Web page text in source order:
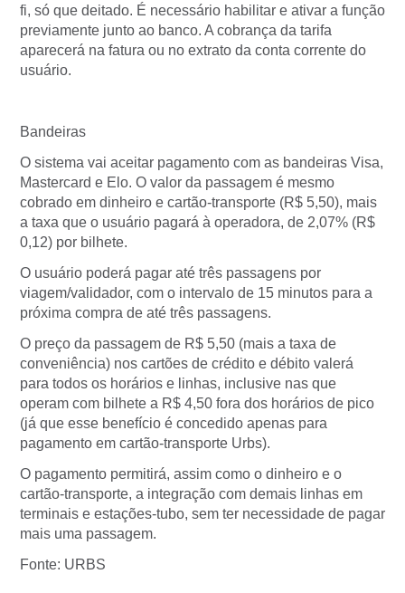
fi, só que deitado. É necessário habilitar e ativar a função
previamente junto ao banco. A cobrança da tarifa
aparecerá na fatura ou no extrato da conta corrente do
usuário.
Bandeiras
O sistema vai aceitar pagamento com as bandeiras Visa,
Mastercard e Elo. O valor da passagem é mesmo
cobrado em dinheiro e cartão-transporte (R$ 5,50), mais
a taxa que o usuário pagará à operadora, de 2,07% (R$
0,12) por bilhete.
O usuário poderá pagar até três passagens por
viagem/validador, com o intervalo de 15 minutos para a
próxima compra de até três passagens.
O preço da passagem de R$ 5,50 (mais a taxa de
conveniência) nos cartões de crédito e débito valerá
para todos os horários e linhas, inclusive nas que
operam com bilhete a R$ 4,50 fora dos horários de pico
(já que esse benefício é concedido apenas para
pagamento em cartão-transporte Urbs).
O pagamento permitirá, assim como o dinheiro e o
cartão-transporte, a integração com demais linhas em
terminais e estações-tubo, sem ter necessidade de pagar
mais uma passagem.
Fonte: URBS